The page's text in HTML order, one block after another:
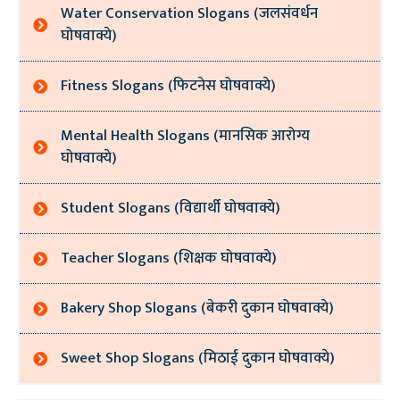
Water Conservation Slogans (जलसंवर्धन
घोषवाक्ये)
Fitness Slogans (फिटनेस घोषवाक्ये)
Mental Health Slogans (मानसिक आरोग्य
घोषवाक्ये)
Student Slogans (विद्यार्थी घोषवाक्ये)
Teacher Slogans (शिक्षक घोषवाक्ये)
Bakery Shop Slogans (बेकरी दुकान घोषवाक्ये)
Sweet Shop Slogans (मिठाई दुकान घोषवाक्ये)